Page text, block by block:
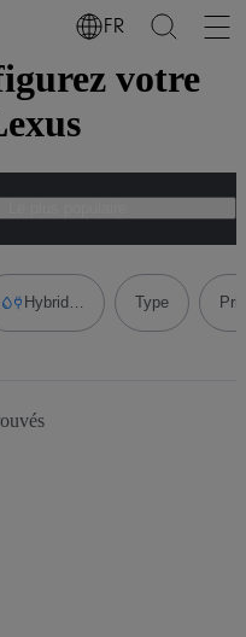
sur Enter) FR
votre
Hybride rechargeable
Add filter
Type Prix